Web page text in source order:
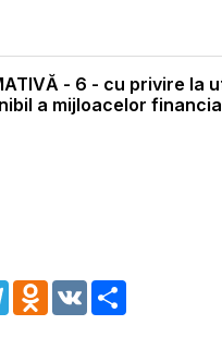
- 6 - cu privire la
a mijloacelor
TelegramOdnoklassniki
VK